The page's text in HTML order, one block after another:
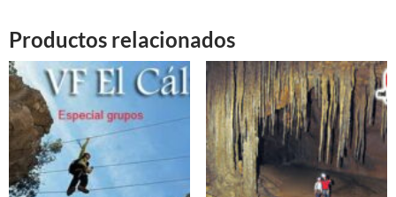
Productos relacionados